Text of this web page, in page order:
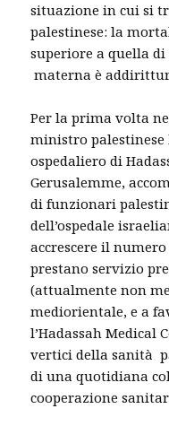
situazione in cui si
palestinese: la
superiore a quella
materna è
Per la prima volta
ministro
ospedaliero di
Gerusalemme,
di funzionari
dell’ospedale
accrescere il
prestano servizio
(attualmente non
mediorientale, e a
l’Hadassah Medical
vertici della sanità
di una quotidiana
cooperazione